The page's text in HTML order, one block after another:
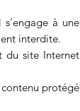
à une
interdite.
du site Internet
protégé